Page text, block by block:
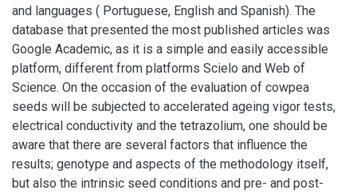
and languages ( Portuguese, English and Spanish). The
database that presented the most published articles was
Google Academic, as it is a simple and easily accessible
platform, different from platforms Scielo and Web of
Science. On the occasion of the evaluation of cowpea
seeds will be subjected to accelerated ageing vigor tests,
electrical conductivity and the tetrazolium, one should be
aware that there are several factors that influence the
results; genotype and aspects of the methodology itself,
but also the intrinsic seed conditions and pre- and post-